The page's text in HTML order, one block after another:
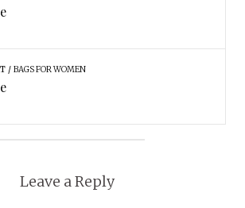
BAGS FOR WOMEN
Leave a Reply